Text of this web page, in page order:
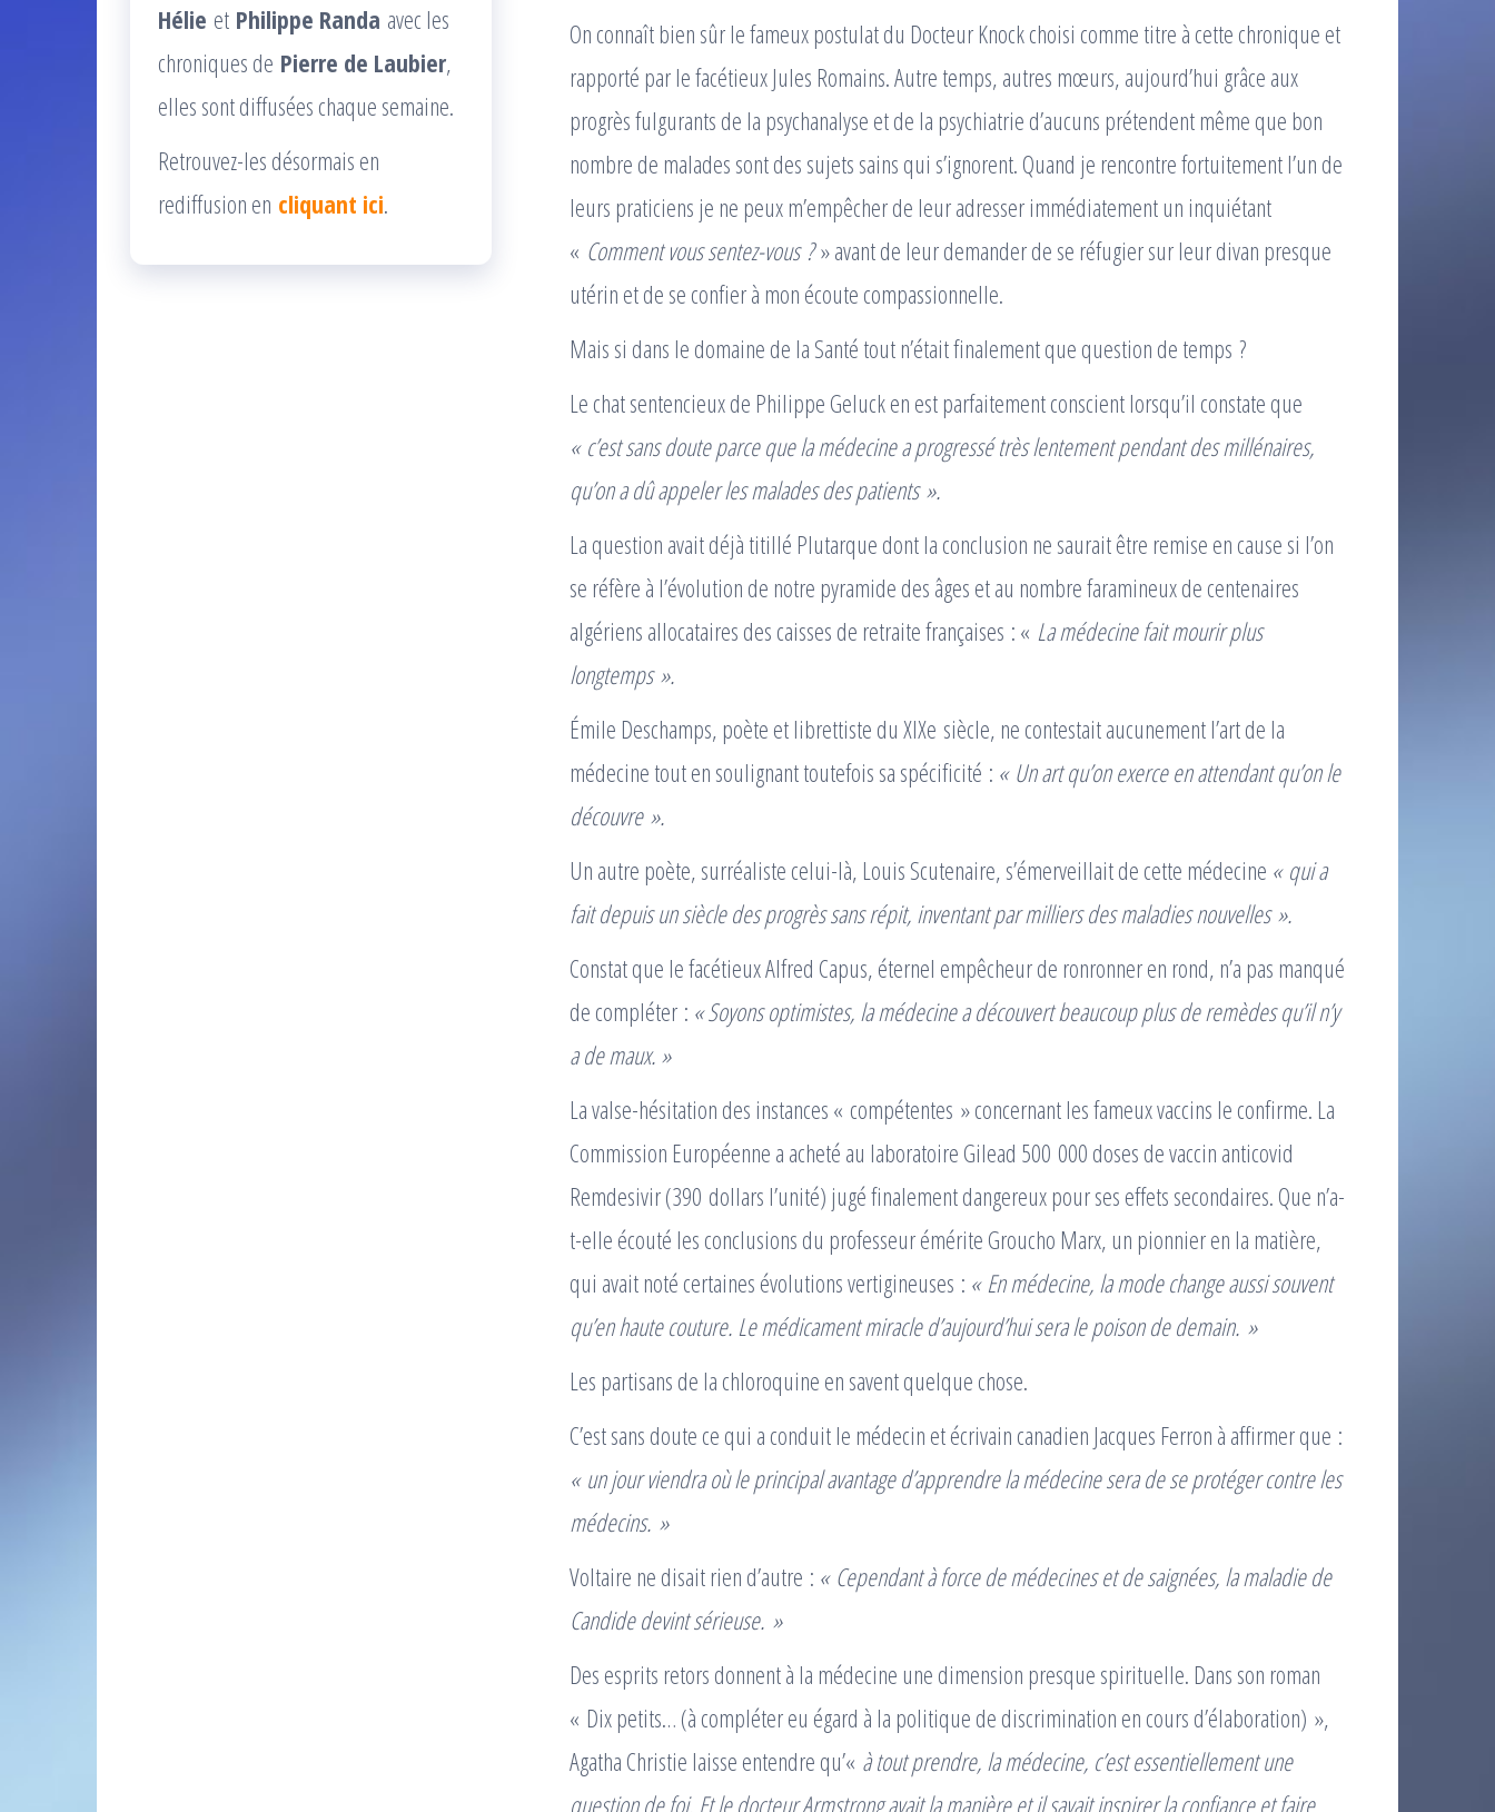
On connaît bien sûr le fameux postulat du Docteur Knock choisi comme titre à cette chronique et
rapporté par le facétieux Jules Romains. Autre temps, autres mœurs, aujourd’hui grâce aux
progrès fulgurants de la psychanalyse et de la psychiatrie d’aucuns prétendent même que bon
nombre de malades sont des sujets sains qui s’ignorent. Quand je rencontre fortuitement l’un de
leurs praticiens je ne peux m’empêcher de leur adresser immédiatement un inquiétant
« Comment vous sentez-vous ?» avant de leur demander de se réfugier sur leur divan presque
utérin et de se confier à mon écoute compassionnelle.
Mais si dans le domaine de la Santé tout n’était finalement que question de temps ?
Le chat sentencieux de Philippe Geluck en est parfaitement conscient lorsqu’il constate que
« c’est sans doute parce que la médecine a progressé très lentement pendant des millénaires,
qu’on a dû appeler les malades des patients ».
La question avait déjà titillé Plutarque dont la conclusion ne saurait être remise en cause si l’on
se réfère à l’évolution de notre pyramide des âges et au nombre faramineux de centenaires
algériens allocataires des caisses de retraite françaises : « La médecine fait mourir plus
longtemps ».
Émile Deschamps, poète et librettiste du XIXe siècle, ne contestait aucunement l’art de la
médecine tout en soulignant toutefois sa spécificité : « Un art qu’on exerce en attendant qu’on le
découvre ».
Un autre poète, surréaliste celui-là, Louis Scutenaire, s’émerveillait de cette médecine « qui a
fait depuis un siècle des progrès sans répit, inventant par milliers des maladies nouvelles ».
Constat que le facétieux Alfred Capus, éternel empêcheur de ronronner en rond, n’a pas manqué
de compléter : « Soyons optimistes, la médecine a découvert beaucoup plus de remèdes qu’il n’y
a de maux. »
La valse-hésitation des instances « compétentes » concernant les fameux vaccins le confirme. La
Commission Européenne a acheté au laboratoire Gilead 500 000 doses de vaccin anticovid
Remdesivir (390 dollars l’unité) jugé finalement dangereux pour ses effets secondaires. Que n’a-
t-elle écouté les conclusions du professeur émérite Groucho Marx, un pionnier en la matière,
qui avait noté certaines évolutions vertigineuses : « En médecine, la mode change aussi souvent
qu’en haute couture. Le médicament miracle d’aujourd’hui sera le poison de demain. »
Les partisans de la chloroquine en savent quelque chose.
C’est sans doute ce qui a conduit le médecin et écrivain canadien Jacques Ferron à affirmer que :
« un jour viendra où le principal avantage d’apprendre la médecine sera de se protéger contre les
médecins. »
Voltaire ne disait rien d’autre : « Cependant à force de médecines et de saignées, la maladie de
Candide devint sérieuse. »
Des esprits retors donnent à la médecine une dimension presque spirituelle. Dans son roman
« Dix petits… (à compléter eu égard à la politique de discrimination en cours d’élaboration) »,
Agatha Christie laisse entendre qu’« à tout prendre, la médecine, c’est essentiellement une
question de foi. Et le docteur Armstrong avait la manière et il savait inspirer la confiance et faire
Hélie et Philippe Randa avec les
chroniques de Pierre de Laubier,
elles sont diffusées chaque semaine.
Retrouvez-les désormais en
rediffusion en cliquant ici.